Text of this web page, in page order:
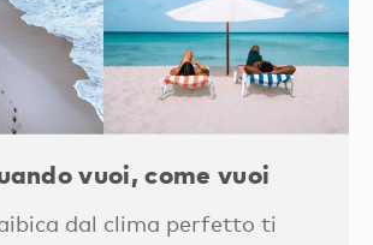
vuoi, come vuoi
dal clima perfetto ti